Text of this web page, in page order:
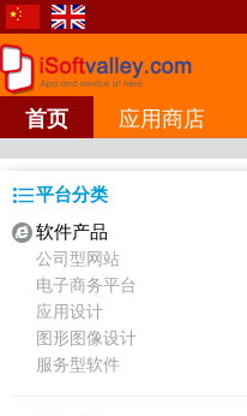
首页 应用商店
平台分类
软件产品
公司型网站
电子商务平台
应用设计
图形图像设计
服务型软件